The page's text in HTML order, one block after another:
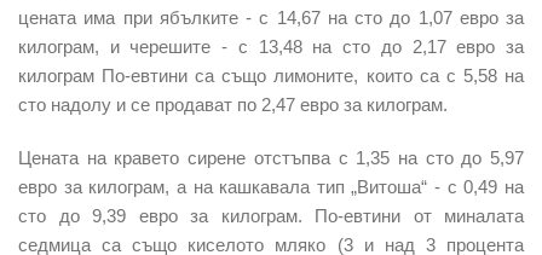
цената има при ябълките- с 14,67 на сто до 1,07 евро за
килограм, и черешите- с 13,48 на сто до 2,17 евро за
килограм По-евтини са също лимоните, които са с 5,58 на
сто надолу и се продават по 2,47 евро за килограм.
Цената на краветосирене отстъпва с 1,35 на сто до 5,97
евро за килограм, а на кашкавала тип „Витоша“ - с 0,49 на
сто до 9,39 евро за килограм. По-евтини от миналата
седмица са също киселото мляко (3 и над 3 процента